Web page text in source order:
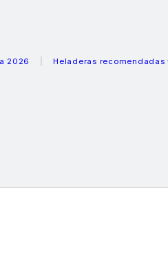
Heladeras recomendadas verano